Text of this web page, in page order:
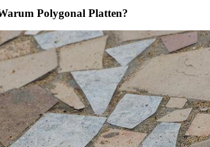
Polygonal Platten?